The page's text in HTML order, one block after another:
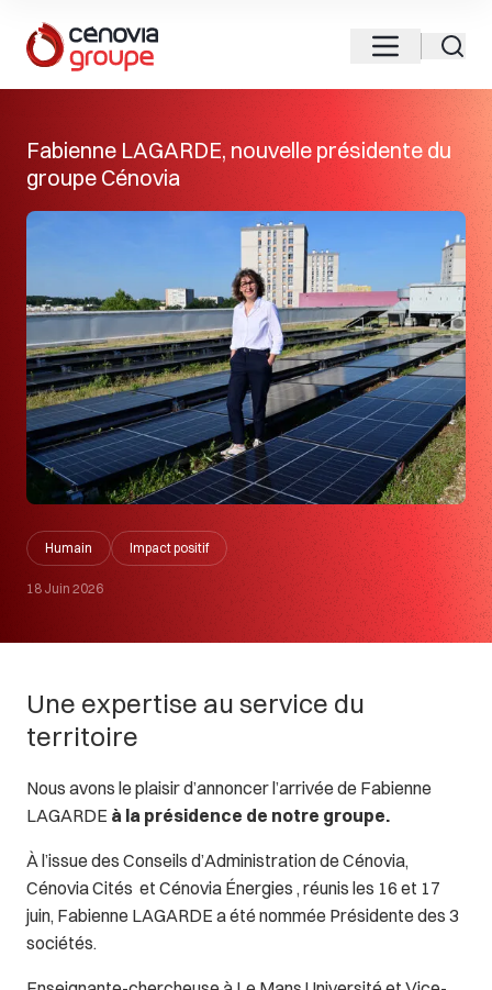
Fabienne LAGARDE, nouvelle présidente du
groupe Cénovia
Humain Impact positif
18 Juin 2026
Une expertise au service du
territoire
Nous avons le plaisir d’annoncer l’arrivée de Fabienne
LAGARDE à la présidence de notre groupe.
À l’issue des Conseils d’Administration de Cénovia,
Cénovia Cités et Cénovia Énergies , réunis les 16 et 17
juin, Fabienne LAGARDE a été nommée Présidente des 3
sociétés.